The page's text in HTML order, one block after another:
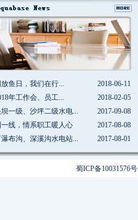
放鱼日，我们在行...
2018-06-11
年工作会、员工...
2018-02-05
一级、沙坪二级水电...
2017-09-08
线，情系职工暖人心
2017-08-08
布沟、深溪沟水电站... 2017-08-01
蜀ICP备10031576号